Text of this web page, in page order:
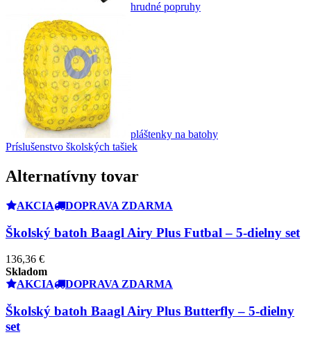
hrudné popruhy
pláštenky na batohy
Príslušenstvo školských tašiek
Alternatívny tovar
AKCIA DOPRAVA ZDARMA
Školský batoh Baagl Airy Plus Futbal – 5-dielny set
136,36 €
Skladom
AKCIA
DOPRAVA ZDARMA
Školský batoh Baagl Airy Plus Butterfly – 5-dielny
set